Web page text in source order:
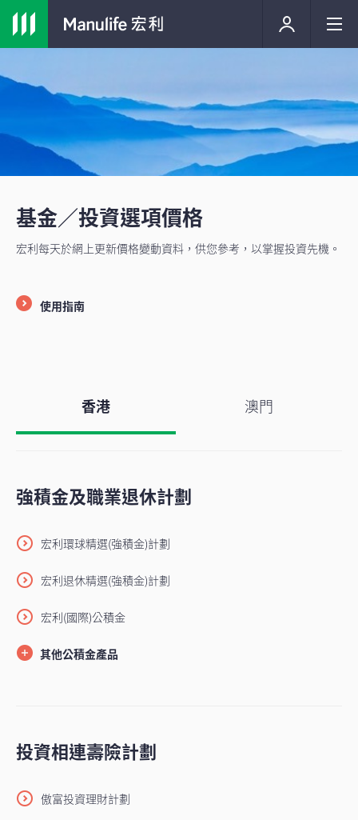
基金／投資選項價格
宏利每天於網上更新價格變動資料，供您參考，以掌握投資先機。
使用指南
香港 澳門
強積金及職業退休計劃
宏利環球精選(強積金)計劃
宏利退休精選(強積金)計劃
宏利(國際)公積金
其他公積金產品
投資相連壽險計劃
傲富投資理財計劃